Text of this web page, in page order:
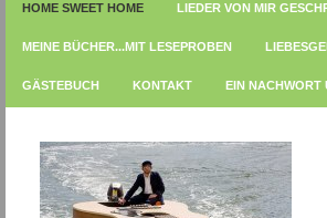
HOME SWEET HOME LIEDER VON MIR
MEINE BÜCHER...MIT LESEPROBEN
GÄSTEBUCH KONTAKT EIN NACHWORT